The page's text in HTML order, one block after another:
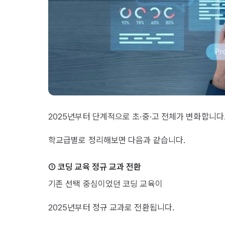
2025년부터 단계적으로 초·중·고 전체가 변화합니
학교급별로 정리해보면 다음과 같습니다.
① 코딩 교육 정규 교과 전환
기존 선택 중심이었던 코딩 교육이
2025년부터 정규 교과로 전환됩니다.